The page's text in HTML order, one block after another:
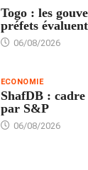
Togo : les
préfets
06/08/2026
ECONOMIE
ShafDB :
par S&P
06/08/2026